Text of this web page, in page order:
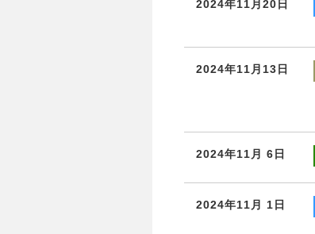
2024年11月20日
2024年11月13日
2024年11月 6日
2024年11月 1日